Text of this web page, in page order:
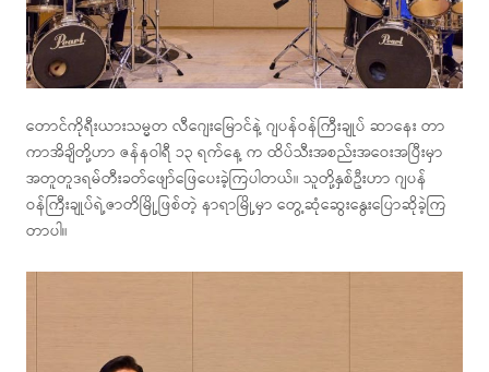
တောင်ကိုရီးယားသမ္မတ လီဂျေးမြောင်နဲ့ ဂျပန်ဝန်ကြီးချုပ် ဆာနေး တာ
ကာအိချိတို့ဟာ ဇန်နဝါရီ ၁၃ ရက်နေ့ က ထိပ်သီးအစည်းအဝေးအပြီးမှာ
အတူတူဒရမ်တီးခတ်ဖျော်ဖြေပေးခဲ့ကြပါတယ်။ သူတို့နှစ်ဦးဟာ ဂျပန်
ဝန်ကြီးချုပ်ရဲ့ဇာတိမြို့ဖြစ်တဲ့ နာရာမြို့မှာ တွေ့ဆုံဆွေးနွေးပြောဆိုခဲ့ကြ
တာပါ။